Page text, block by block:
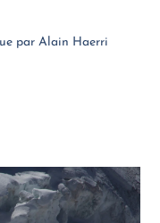
par Alain Haerri